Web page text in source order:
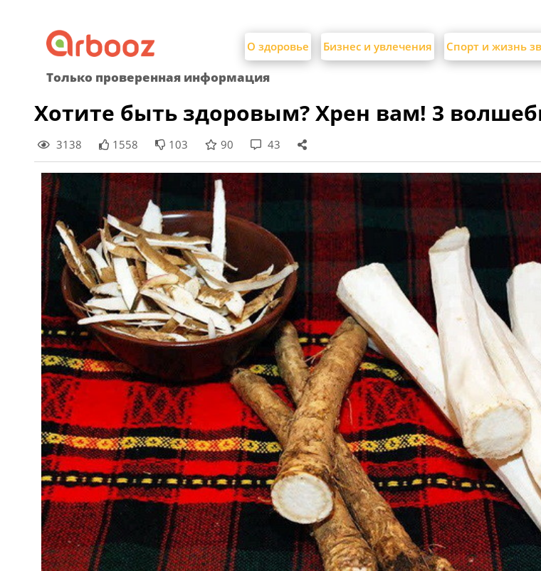
content
О здоровье Бизнес и увлечения Спорт и жизнь
Только проверенная информация
Хотите быть здоровым? Хрен вам! 3
3138 1558 103 90 43